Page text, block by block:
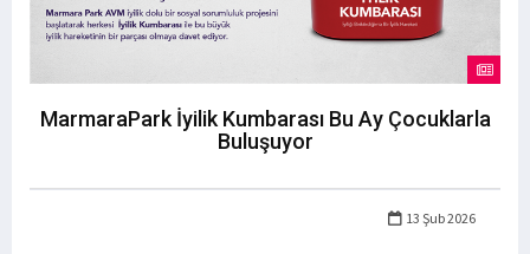
MarmaraPark İyilik Kumbarası Bu Ay Çocuklarla
Buluşuyor
13 Şub 2026